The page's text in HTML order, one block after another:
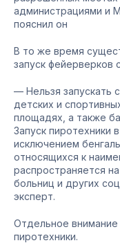
администрациями и
пояснил он
В то же время
запуск фейерверков
— Нельзя запускать
детских и
площадях, а также
Запуск пиротехники
исключением
относящихся к
распространяется
больниц и других
эксперт.
Отдельное внимание
пиротехники.